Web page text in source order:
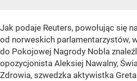
Jak podaje Reuters, powołując się
od norweskich parlamentarzystów,
do Pokojowej Nagrody Nobla
opozycjonista Aleksiej Nawalny,
Zdrowia, szwedzka aktywistka